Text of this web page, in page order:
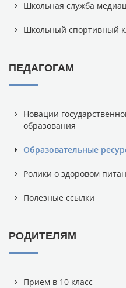
Школьная служба
Школьный спортивный
ПЕДАГОГАМ
Новации
образования
Образовательные
Ролики о здоровом
Полезные ссылки
РОДИТЕЛЯМ
Прием в 10 класс